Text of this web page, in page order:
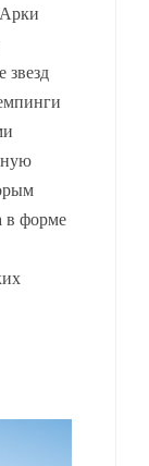
звезд
в форме